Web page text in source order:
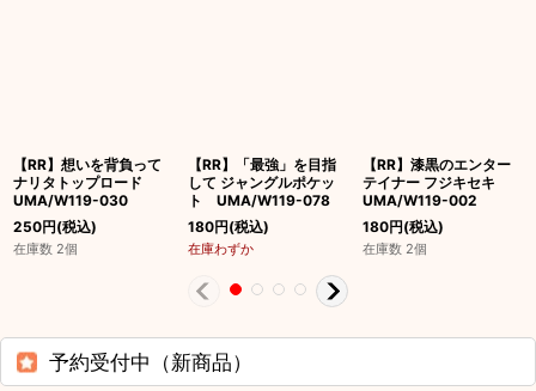
【RR】想いを背負って
ナリタトップロード
UMA/W119-030
250円(税込)
在庫数 2個
【RR】「最強」を目指
して ジャングルポケッ
ト UMA/W119-078
180円(税込)
在庫わずか
【RR】漆黒のエンター
テイナー フジキセキ
UMA/W119-002
180円(税込)
在庫数 2個
予約受付中（新商品）